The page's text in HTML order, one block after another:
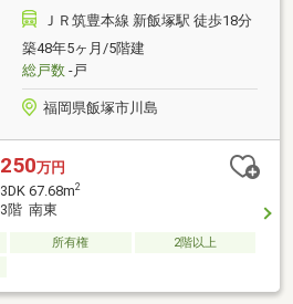
ＪＲ筑豊本線 新飯塚駅 徒歩18分
築48年5ヶ月/5階建
総戸数-戸
福岡県飯塚市川島
250万円
3DK 67.68m2
3階 南東
所有権
2階以上